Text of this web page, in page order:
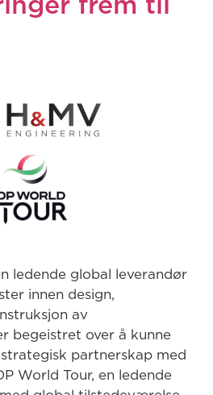
frem til
ledende global leverandør
innen design,
av
begeistret over å kunne
partnerskap med
World Tour, en ledende